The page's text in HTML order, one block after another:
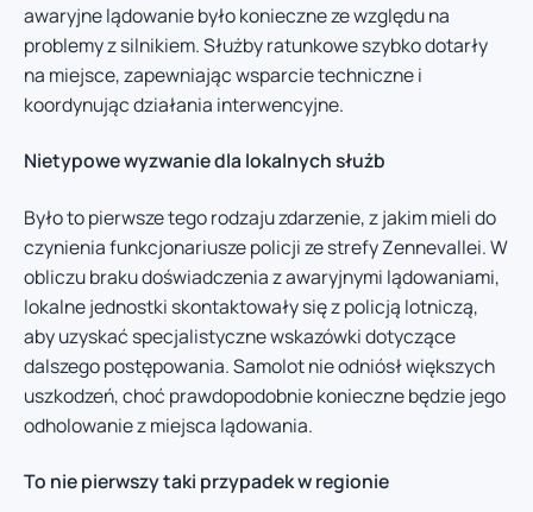
awaryjne lądowanie było konieczne ze względu na
problemy z silnikiem. Służby ratunkowe szybko dotarły
na miejsce, zapewniając wsparcie techniczne i
koordynując działania interwencyjne.
Nietypowe wyzwanie dla lokalnych służb
Było to pierwsze tego rodzaju zdarzenie, z jakim mieli do
czynienia funkcjonariusze policji ze strefy Zennevallei. W
obliczu braku doświadczenia z awaryjnymi lądowaniami,
lokalne jednostki skontaktowały się z policją lotniczą,
aby uzyskać specjalistyczne wskazówki dotyczące
dalszego postępowania. Samolot nie odniósł większych
uszkodzeń, choć prawdopodobnie konieczne będzie jego
odholowanie z miejsca lądowania.
To nie pierwszy taki przypadek w regionie